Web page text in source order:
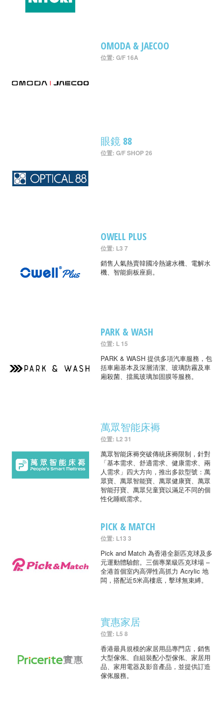
OMODA & JAECOO
位置: G/F 16A
眼鏡 88
位置: G/F SHOP 26
OWELL PLUS
位置: L3 7
銷售人氣熱賣韓國冷熱濾水機、電解水
機、智能廁板座廁。
PARK & WASH
位置: L 15
PARK & WASH 提供多項汽車服務，包
括車廂基本及深層清潔、玻璃防霧及車
廂殺菌、擋風玻璃加固膜等服務。
萬眾智能床褥
位置: L2 31
萬眾智能床褥突破傳統床褥限制，針對
「基本需求、舒適需求、健康需求、兩
人需求」四大方向，推出多款型號：萬
眾寶、萬眾智能寶、萬眾健康寶、萬眾
智能孖寶、萬眾兒童寶以滿足不同的個
性化睡眠需求。
PICK & MATCH
位置: L13 3
Pick and Match 為香港全新匹克球及多
元運動體驗館。三個專業級匹克球場 –
全港首個室内高彈性高抓力 Acrylic 地
闆，搭配近5米高樓底，擊球無束縛。
實惠家居
位置: L5 8
香港最具規模的家居用品專門店，銷售
大型傢俬、自組裝配小型傢俬、家居用
品、家用電器及影音產品，並提供訂造
傢俬服務。